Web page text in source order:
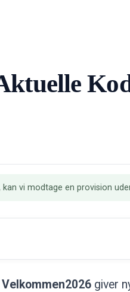
vi modtage en provision
Velkommen2026 giver